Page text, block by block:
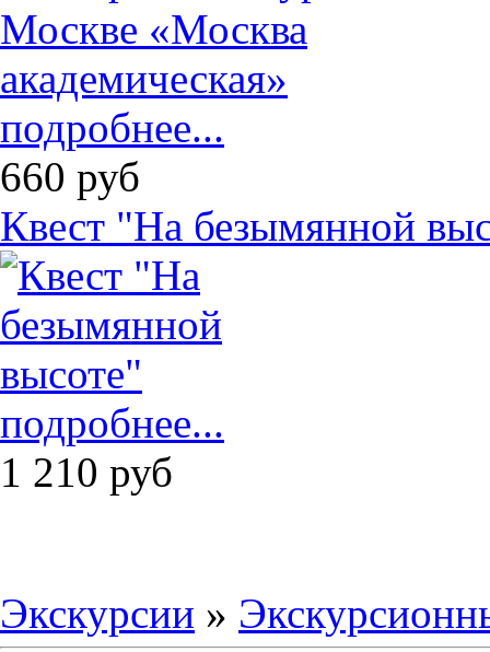
подробнее...
660 руб
Квест "На безымянной
подробнее...
1 210 руб
Экскурсии »